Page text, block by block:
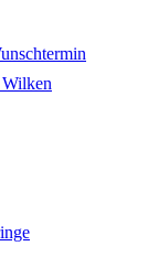
Wilken